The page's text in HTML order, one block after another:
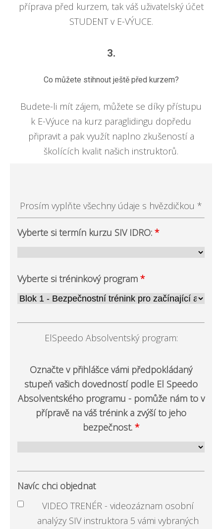
příprava před kurzem, tak váš uživatelský účet
STUDENT v E-VÝUCE.
3.
Co můžete stihnout ještě před kurzem?
Budete-li mít zájem, můžete se díky přístupu
k E-Výuce na kurz paraglidingu dopředu
připravit a pak využít naplno zkušeností a
školících kvalit našich instruktorů.
Prosím vyplňte všechny údaje s hvězdičkou *
Vyberte si termín kurzu SIV IDRO: *
Vyberte si tréninkový program *
ElSpeedo Absolventský program:
Označte v přihlášce vámi předpokládaný
stupeň vašich dovedností podle El Speedo
Absolventského programu - pomůže nám to v
přípravě na váš trénink a zvýší to jeho
bezpečnost. *
Navíc chci objednat
VIDEO TRENÉR - videozáznam osobní
analýzy SIV instruktora 5 vámi vybraných